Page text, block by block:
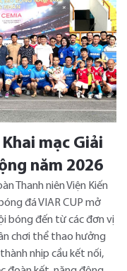
mạc Giải
năm 2026
Thanh niên Viện Kiến
đá VIAR CUP mở
bóng đến từ các đơn vị
chơi thể thao hưởng
nhịp cầu kết nối,